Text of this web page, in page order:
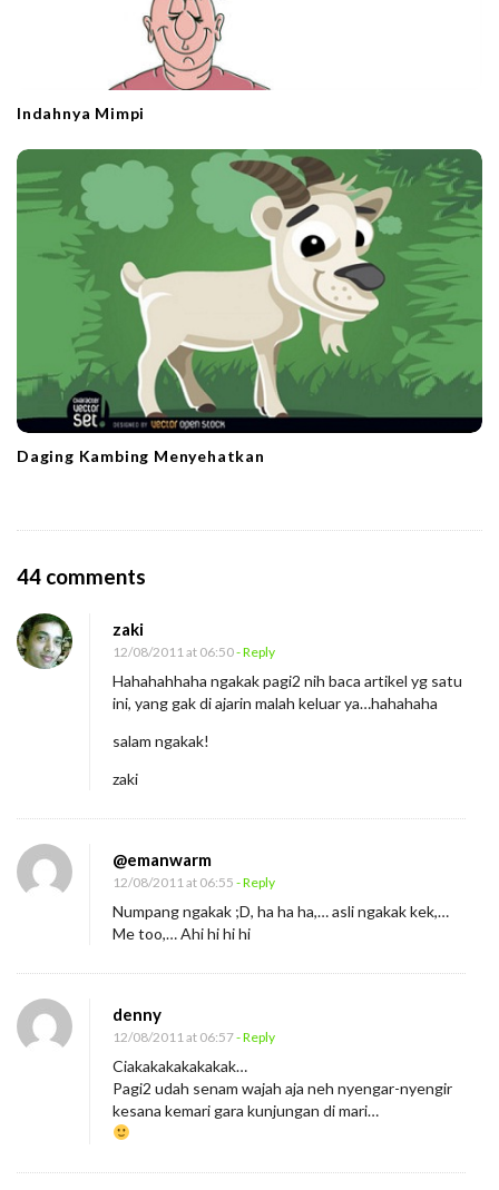
Indahnya Mimpi
Daging Kambing Menyehatkan
44 comments
c
D
n
g
a
r
e
s
i
e
zaki
12/08/2011 at 06:50- Reply
Hahahahhaha ngakak pagi2 nih baca artikel yg satu
ini, yang gak di ajarin malah keluar ya…hahahaha
salam ngakak!
zaki
@emanwarm
12/08/2011 at 06:55 - Reply
Numpang ngakak ;D, ha ha ha,… asli ngakak kek,…
Me too,… Ahi hi hi hi
denny
12/08/2011 at 06:57- Reply
Ciakakakakakakak…
Pagi2 udah senam wajah aja neh nyengar-nyengir
kesana kemari gara kunjungan di mari…